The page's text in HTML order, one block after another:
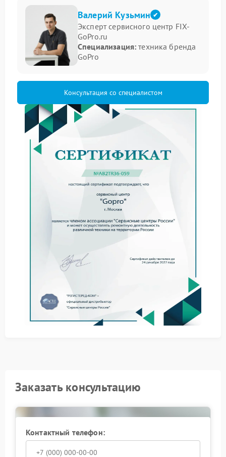
причин.
Основные причины нарушения
траектории
Ключевые факторы, вызывающие увод аппарата в
Неверная калибровка инерциального модуля или
компаса.
Механическое повреждение одной из лопастей или
оси мотора.
Частичный выход из строя бесколлекторного
двигателя.
Порядок работ по устранению
Наш сервис Gopro действует по четкому алгоритму
для гарантии результата. Первичная диагностика
выявляет точную причину. После этого выполняются
необходимые регулировки или замены
компонентов. Оптимальным решением для сложных
случаев является обращение в сервисный центр
Комплексная аппаратная диагностика всех
стенде.
Программная калибровка с последующим
контрольным полетом.
Валерий Кузьмин
Эксперт сервисного центр FIX-
GoPro.ru
Специализация: техника бренда
GoPro
Консультация со специалистом
Заказать консультацию
Контактный телефон: